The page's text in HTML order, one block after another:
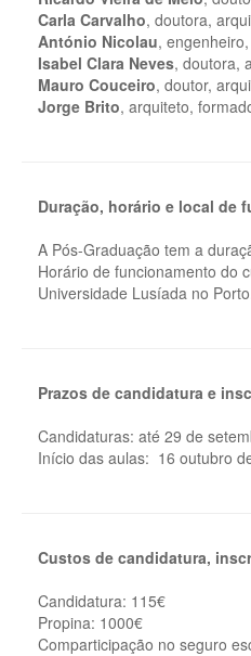
Carla Carvalho, doutora,
António Nicolau,
Isabel Clara Neves, doutora,
Mauro Couceiro, doutor,
Jorge Brito, arquiteto,
Duração, horário e local de
A Pós-Graduação tem a
Horário de funcionamento do
Universidade Lusíada no
Prazos de candidatura e
Candidaturas: até 29 de
Início das aulas: 16 outubro
Custos de candidatura,
Candidatura: 115€
Propina: 1000€
Comparticipação no seguro